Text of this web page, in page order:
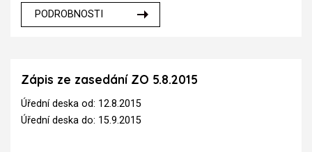
PODROBNOSTI
Zápis ze zasedání ZO 5.8.2015
Úřední deska od: 12.8.2015
Úřední deska do: 15.9.2015